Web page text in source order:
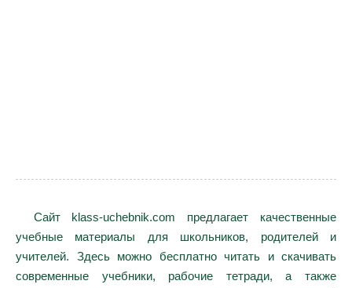
Сайт klass-uchebnik.com предлагает качественные
учебные материалы для школьников, родителей и
учителей. Здесь можно бесплатно читать и скачивать
современные учебники, рабочие тетради, а также